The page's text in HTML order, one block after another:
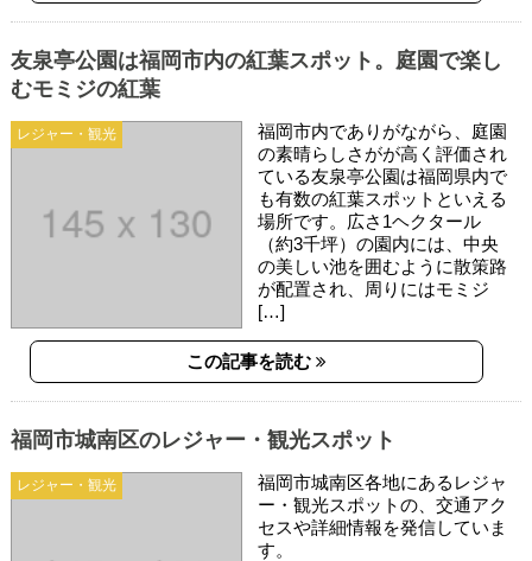
レジャー・観光
友泉亭公園は福岡市内の紅葉スポット。庭園で楽し
むモミジの紅葉
福岡市内でありがながら、庭園
の素晴らしさがが高く評価され
ている友泉亭公園は福岡県内で
も有数の紅葉スポットといえる
場所です。広さ1ヘクタール
（約3千坪）の園内には、中央
の美しい池を囲むように散策路
が配置され、周りにはモミジ
[…]
この記事を読む
レジャー・観光
福岡市城南区のレジャー・観光スポット
福岡市城南区各地にあるレジャ
ー・観光スポットの、交通アク
セスや詳細情報を発信していま
す。